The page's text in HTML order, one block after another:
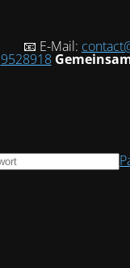
📧 E-Mail:
9528918